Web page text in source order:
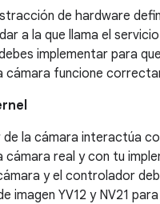
de hardware
a la que llama el
implementar para
cámara funcione
la cámara interactúa
cámara real y con tu
y el controlador
imagen YV12 y NV21 para